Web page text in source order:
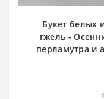
Букет белых
гжель -
перламутра и